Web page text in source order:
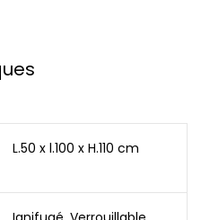
L.50 x l.100 x H.110 cm